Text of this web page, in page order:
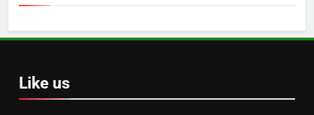
Like us